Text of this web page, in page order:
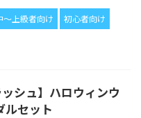
〜上級者向け
初心者向け
ッシュ】ハロウィンウ
ルセット